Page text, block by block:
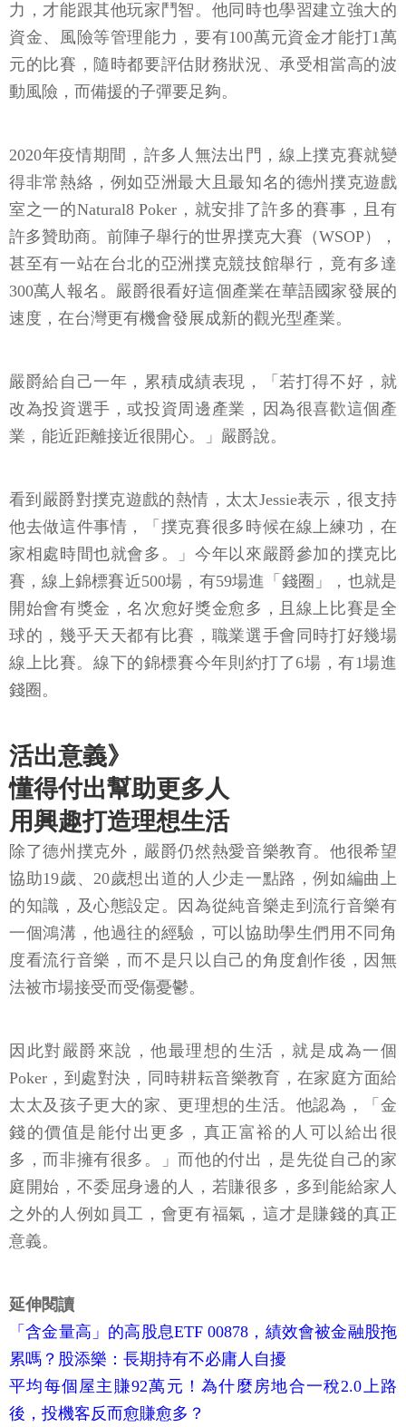
力，才能跟其他玩家鬥智。他同時也學習建立強大的
資金、風險等管理能力，要有100萬元資金才能打1萬
元的比賽，隨時都要評估財務狀況、承受相當高的波
動風險，而備援的子彈要足夠。
2020年疫情期間，許多人無法出門，線上撲克賽就變
得非常熱絡，例如亞洲最大且最知名的德州撲克遊戲
室之一的Natural8 Poker，就安排了許多的賽事，且有
許多贊助商。前陣子舉行的世界撲克大賽（WSOP），
甚至有一站在台北的亞洲撲克競技館舉行，竟有多達
300萬人報名。嚴爵很看好這個產業在華語國家發展的
速度，在台灣更有機會發展成新的觀光型產業。
嚴爵給自己一年，累積成績表現，「若打得不好，就
改為投資選手，或投資周邊產業，因為很喜歡這個產
業，能近距離接近很開心。」嚴爵說。
看到嚴爵對撲克遊戲的熱情，太太Jessie表示，很支持
他去做這件事情，「撲克賽很多時候在線上練功，在
家相處時間也就會多。」今年以來嚴爵參加的撲克比
賽，線上錦標賽近500場，有59場進「錢圈」，也就是
開始會有獎金，名次愈好獎金愈多，且線上比賽是全
球的，幾乎天天都有比賽，職業選手會同時打好幾場
線上比賽。線下的錦標賽今年則約打了6場，有1場進
錢圈。
活出意義》
懂得付出幫助更多人
用興趣打造理想生活
除了德州撲克外，嚴爵仍然熱愛音樂教育。他很希望
協助19歲、20歲想出道的人少走一點路，例如編曲上
的知識，及心態設定。因為從純音樂走到流行音樂有
一個鴻溝，他過往的經驗，可以協助學生們用不同角
度看流行音樂，而不是只以自己的角度創作後，因無
法被市場接受而受傷憂鬱。
因此對嚴爵來說，他最理想的生活，就是成為一個
Poker，到處對決，同時耕耘音樂教育，在家庭方面給
太太及孩子更大的家、更理想的生活。他認為，「金
錢的價值是能付出更多，真正富裕的人可以給出很
多，而非擁有很多。」而他的付出，是先從自己的家
庭開始，不委屈身邊的人，若賺很多，多到能給家人
之外的人例如員工，會更有福氣，這才是賺錢的真正
意義。
延伸閱讀
「含金量高」的高股息ETF 00878，績效會被金融股拖
累嗎？股添樂：長期持有不必庸人自擾
平均每個屋主賺92萬元！為什麼房地合一稅2.0上路
後，投機客反而愈賺愈多？